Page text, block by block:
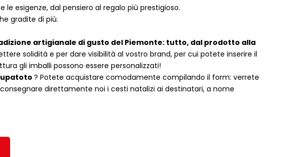
esigenze, dal pensiero al regalo più prestigioso.
gradite di più.
artigianale di gusto del Piemonte: tutto, dal prodotto alla
solidità e per dare visibilità al vostro brand, per cui potete inserire il
gli imballi possono essere personalizzati!
? Potete acquistare comodamente compilando il form: verrete
direttamente noi i cesti natalizi ai destinatari, a nome